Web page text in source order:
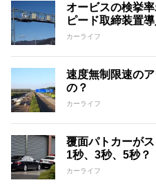
オービスの検挙
ピード取締装置
カーライフ
速度無制限速の
の？
カーライフ
覆面パトカーが
1秒、3秒、5秒？
カーライフ